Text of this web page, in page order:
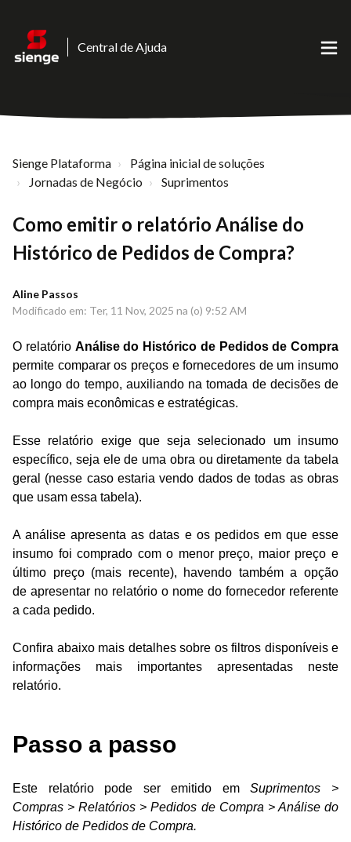
Central de Ajuda
Sienge Plataforma
Página inicial de soluções
Jornadas de Negócio
Suprimentos
Como emitir o relatório Análise do
Histórico de Pedidos de Compra?
Aline Passos
Modificado em: Ter, 11 Nov, 2025 na (o) 9:52 AM
O relatório Análise do Histórico de Pedidos de Compra
permite comparar os preços e fornecedores de um insumo
ao longo do tempo, auxiliando na tomada de decisões de
compra mais econômicas e estratégicas.
Esse relatório exige que seja selecionado um insumo
específico, seja ele de uma obra ou diretamente da tabela
geral (nesse caso estaria vendo dados de todas as obras
que usam essa tabela).
A análise apresenta as datas e os pedidos em que esse
insumo foi comprado com o menor preço, maior preço e
último preço (mais recente), havendo também a opção
de apresentar no relatório o nome do fornecedor referente
a cada pedido.
Confira abaixo mais detalhes sobre os filtros disponíveis e
informações mais importantes apresentadas neste
relatório.
Passo a passo
Este relatório pode ser emitido emSuprimentos >
Compras > Relatórios > Pedidos de Compra > Análise do
Histórico de Pedidos de Compra.